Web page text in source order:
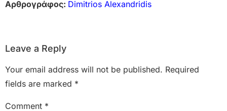
Αρθρογράφος: Dimitrios Alexandridis
Leave a Reply
Your email address will not be published. Required
fields are marked *
Comment *